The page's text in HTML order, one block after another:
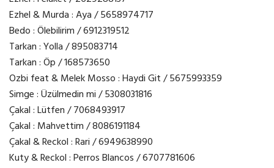
Ezhel & Murda : Aya / 5658974717
Bedo : Ölebilirim / 6912319512
Tarkan : Yolla / 895083714
Tarkan : Öp / 168573650
Ozbi feat & Melek Mosso : Haydi Git / 5675993359
Simge : Üzülmedin mi / 5308031816
Çakal : Lütfen / 7068493917
Çakal : Mahvettim / 8086191184
Çakal & Reckol : Rari / 6949638990
Kuty & Reckol : Perros Blancos / 6707781606